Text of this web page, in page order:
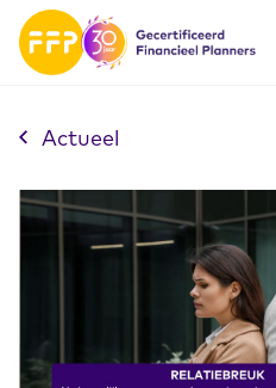
Actueel